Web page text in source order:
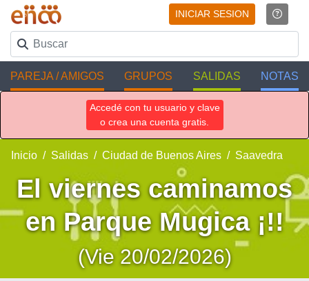
INICIAR SESION
PAREJA / AMIGOS GRUPOS SALIDAS NOTAS
Accedé con tu usuario y clave
o crea una cuenta gratis.
Inicio Salidas Ciudad de Buenos Aires Saavedra
El viernes caminamos
en Parque Mugica ¡!!
(Vie 20/02/2026)